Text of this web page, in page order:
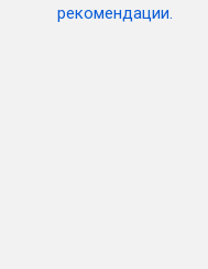
рекомендации.